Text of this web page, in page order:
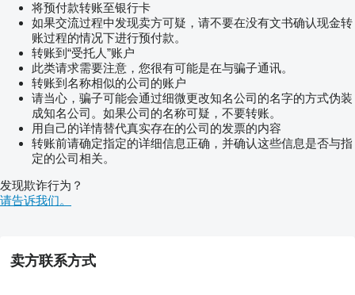
将预付款转账至银行卡
如果交流过程中发现卖方可疑，请不要在没有文书确认现金转
账过程的情况下进行预付款。
转账到“受托人”账户
此类请求需要注意，您很有可能是在与骗子通讯。
转账到名称相似的公司的账户
请当心，骗子可能会通过细微更改知名公司的名字的方式伪装
成知名公司。如果公司的名称可疑，不要转账。
用自己的详情替代真实存在的公司的发票的内容
转账前请确定指定的详细信息正确，并确认这些信息是否与指
定的公司相关。
发现欺诈行为？
请告诉我们。
卖方联系方式